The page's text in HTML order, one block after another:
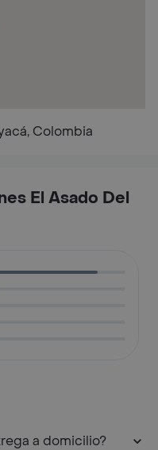
Colombia
El Asado Del
a domicilio?